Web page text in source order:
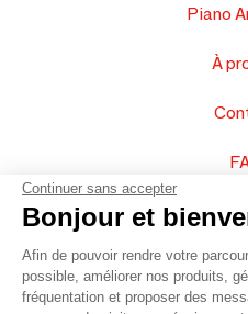
Piano
À
Vendez
Plan
Continuer sans accepter
Bonjour et
Afin de pouvoir rendre votre
possible, améliorer nos produits,
fréquentation et proposer des